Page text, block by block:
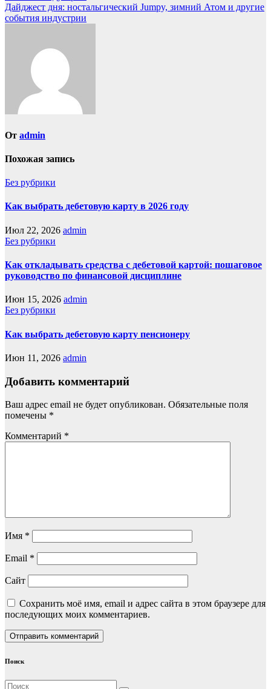
Дайджест дня: ностальгический Jumpy, зимний Атом и другие
события индустрии
От admin
Похожая запись
Без рубрики
Как выбрать дебетовую карту в 2026 году
Июл 22, 2026 admin
Без рубрики
Как откладывать средства с дебетовой картой: пошаговое
руководство по финансовой дисциплине
Июн 15, 2026 admin
Без рубрики
Как выбрать дебетовую карту пенсионеру
Июн 11, 2026 admin
Добавить комментарий
Ваш адрес email не будет опубликован. Обязательные поля
помечены *
Комментарий *
Имя *
Email *
Сайт
Сохранить моё имя, email и адрес сайта в этом браузере для
последующих моих комментариев.
Поиск